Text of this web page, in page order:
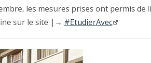
les mesures prises ont permis
sur le site |→ #EtudierAvec